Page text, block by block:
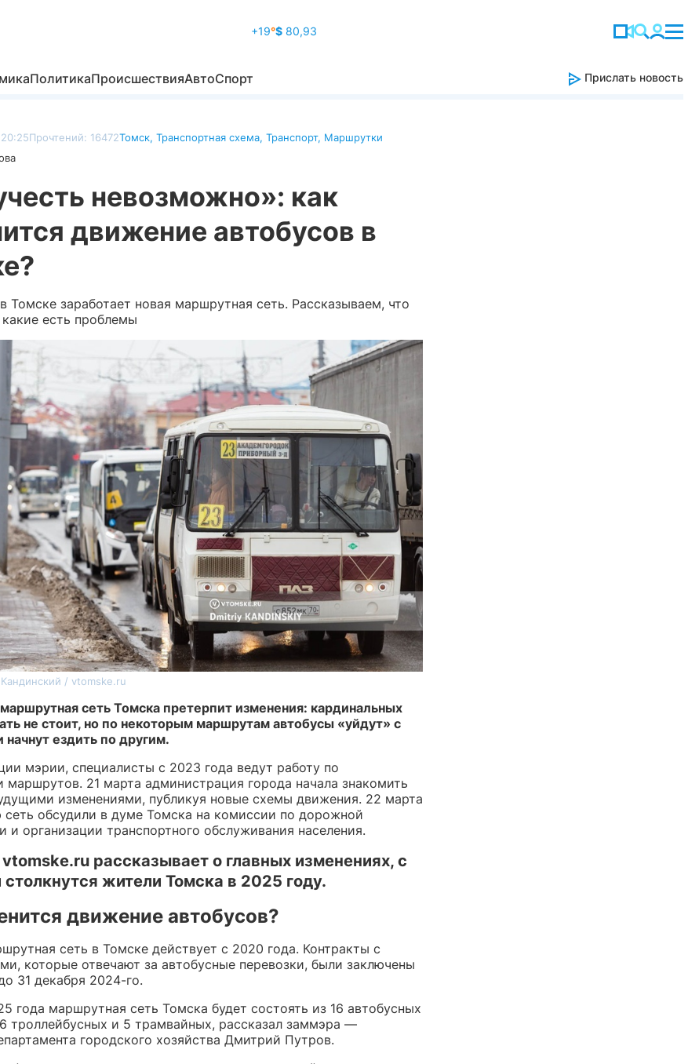
+19°$ 80,93
ПолитикаПроисшествияАвтоСпорт Прислать новость
Прочтений: 16472Томск, Транспортная схема, Транспорт, Маршрутки
невозможно»: как
движение автобусов в
Томске заработает новая маршрутная сеть. Рассказываем, что
есть проблемы
/ vtomske.ru
сеть Томска претерпит изменения: кардинальных
не стоит, но по некоторым маршрутам автобусы «уйдут» с
начнут ездить по другим.
мэрии, специалисты с 2023 года ведут работу по
маршрутов. 21 марта администрация города начала знакомить
изменениями, публикуя новые схемы движения. 22 марта
обсудили в думе Томска на комиссии по дорожной
и организации транспортного обслуживания населения.
рассказывает о главных изменениях, с
жители Томска в 2025 году.
движение автобусов?
сеть в Томске действует с 2020 года. Контракты с
которые отвечают за автобусные перевозки, были заключены
31 декабря 2024-го.
года маршрутная сеть Томска будет состоять из 16 автобусных
троллейбусных и 5 трамвайных, рассказал заммэра —
городского хозяйства Дмитрий Путров.